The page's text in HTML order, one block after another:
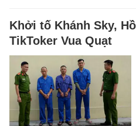
Khởi tố Khánh Sky,
TikToker Vua Quạt